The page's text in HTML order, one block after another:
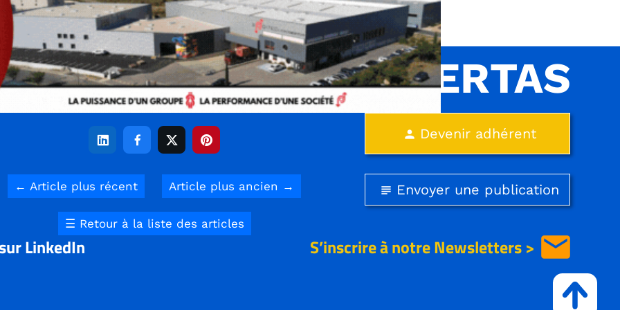
LinkedIn
person Devenir adhérent
subject Envoyer une publication
INTERTAS
S’inscrire à notreNewsletters > email
   
← Article plus récent Article plus ancien →
☰ Retour à la liste des articles